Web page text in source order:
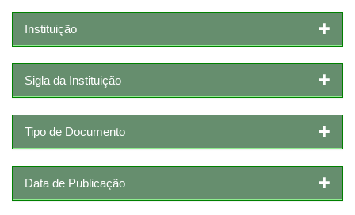
Instituição
Sigla da Instituição
Tipo de Documento
Data de Publicação